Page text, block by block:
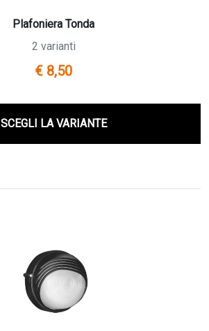
Plafoniera Tonda
2 varianti
€ 8,50
SCEGLI LA VARIANTE